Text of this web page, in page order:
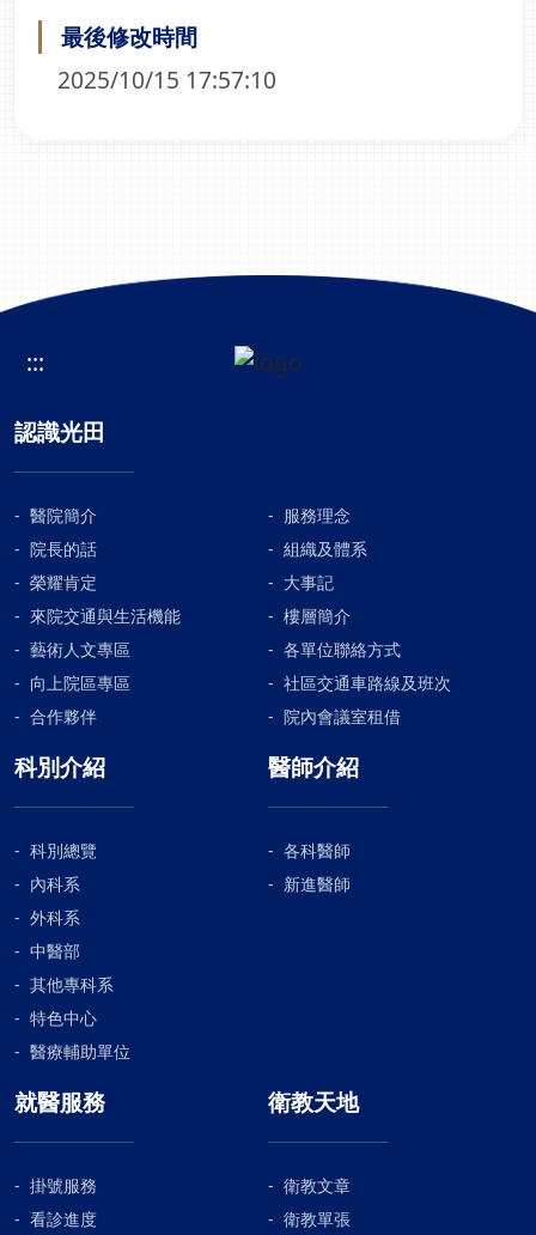
最後修改時間
2025/10/15 17:57:10
:::
認識光田
醫院簡介
服務理念
院長的話
組織及體系
榮耀肯定
大事記
來院交通與生活機能
樓層簡介
藝術人文專區
各單位聯絡方式
向上院區專區
社區交通車路線及班次
合作夥伴
院內會議室租借
科別介紹
科別總覽
內科系
外科系
中醫部
其他專科系
特色中心
醫療輔助單位
醫師介紹
各科醫師
新進醫師
就醫服務
掛號服務
看診進度
衛教天地
衛教文章
衛教單張